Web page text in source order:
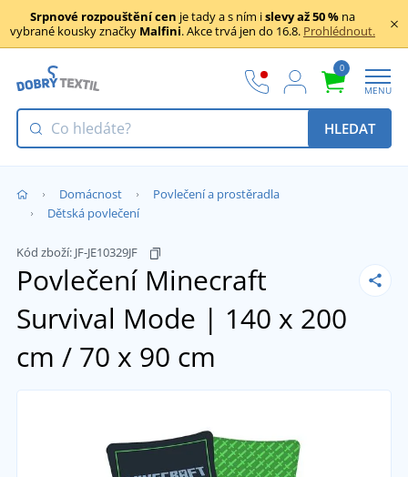
Srpnové rozpouštění cen je tady a s ním islevy až 50 % na
vybrané kousky značky Malfini. Akce trvá jen do 16.8. Prohlédnout.
0
MENU
HLEDAT
Domácnost
Povlečení a prostěradla
Dětská povlečení
Kód zboží: JF-JE10329JF
Povlečení Minecraft
Survival Mode | 140 x 200
cm / 70 x 90 cm